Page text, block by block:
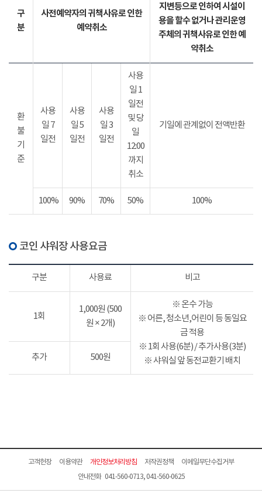
구
분
사전예약자의 귀책사유로 인한
예약취소
지변등으로 인하여 시설이
용을 할수 없거나 관리운영
주체의 귀책사유로 인한 예
약취소
환
불
기
준
사용
일 7
일전
사용
일 5
일전
사용
일 3
일전
사용
일 1
일전
및 당
일
12:00
까지
취소
기일에 관계없이 전액반환
100% 90% 70% 50% 100%
코인 샤워장 사용요금
구분 사용료 비고
1회
1,000원 (500
원 × 2개)
※ 온수 가능
※ 어른, 청소년,어린이 등 동일요
금 적용
※ 1회 사용(6분) / 추가사용(3분)
※ 샤워실 앞 동전교환기 배치
추가 500원
고객헌장 이용약관 개인정보처리방침 저작권정책
이메일무단수집거부
안내전화 041-560-0713, 041-560-0625